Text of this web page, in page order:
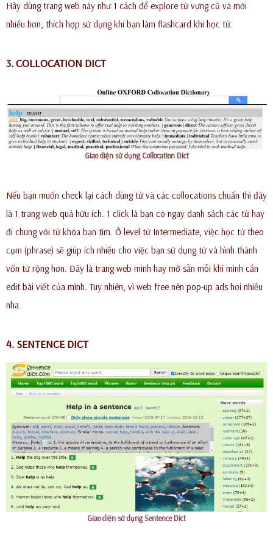
Hãy dùng trang web này như 1 cách để explore từ vựng cũ và mới
nhiều hơn, thích hợp sử dụng khi bạn làm flashcard khi học từ.
3. COLLOCATION DICT
Giao diện sử dụng Collocation Dict
Nếu bạn muốn check lại cách dùng từ và các collocations chuẩn thì đây
là 1 trang web quá hữu ích. 1 click là bạn có ngay danh sách các từ hay
đi chung với từ khóa bạn tìm. Ở level từ Intermediate, việc học từ theo
cụm (phrase) sẽ giúp ích nhiều cho việc bạn sử dụng từ và hình thành
vốn từ rộng hơn. Đây là trang web mình hay mở sẵn mỗi khi mình cần
edit bài viết của mình. Tuy nhiên, vì web free nên pop-up ads hơi nhiều
nha.
4. SENTENCE DICT
Giao diện sử dụng Sentence Dict